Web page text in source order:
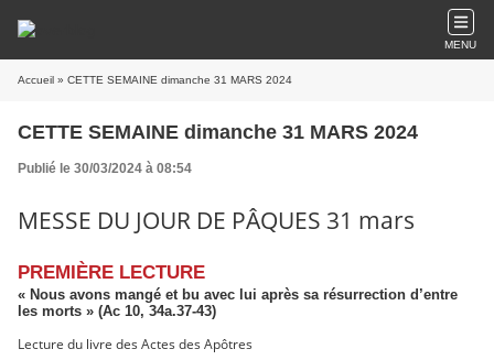
MENU
Accueil » CETTE SEMAINE dimanche 31 MARS 2024
CETTE SEMAINE dimanche 31 MARS 2024
Publié le 30/03/2024 à 08:54
MESSE DU JOUR DE PÂQUES 31 mars
PREMIÈRE LECTURE
« Nous avons mangé et bu avec lui après sa résurrection d’entre
les morts » (Ac 10, 34a.37-43)
Lecture du livre des Actes des Apôtres